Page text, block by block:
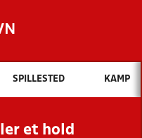
Hvad vil du søge efter?
OG NYHEDER
KLUBBER OG
SPILLESTED KAMP
et hold